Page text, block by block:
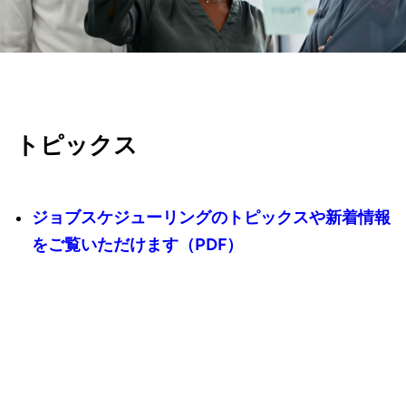
トピックス
ジョブスケジューリングのトピックスや新着情報
をご覧いただけます（PDF）